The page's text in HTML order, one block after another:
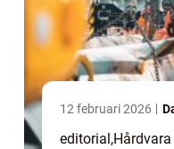
12 februari 2026
editorial ,